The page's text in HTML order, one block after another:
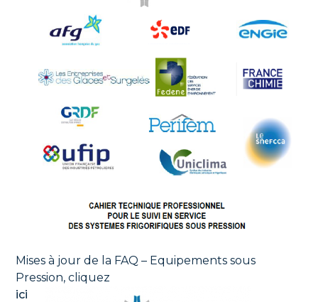
Mises à jour de la FAQ – Equipements sous
Pression, cliquez
ici